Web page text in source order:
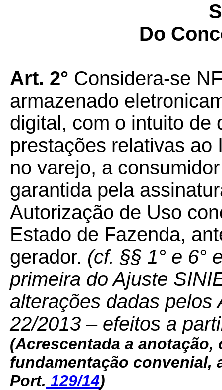
Do
Art. 2° Considera-se
armazenado
digital, com o intuito de
prestações relativas ao
no varejo, a
garantida pela
Autorização de Uso
Estado de Fazenda,
gerador. (cf. §§ 1° e 6°
primeira do Ajuste
alterações dadas pelos
22/2013 – efeitos a
(Acrescentada a
fundamentação convenial,
Port. 129/14)